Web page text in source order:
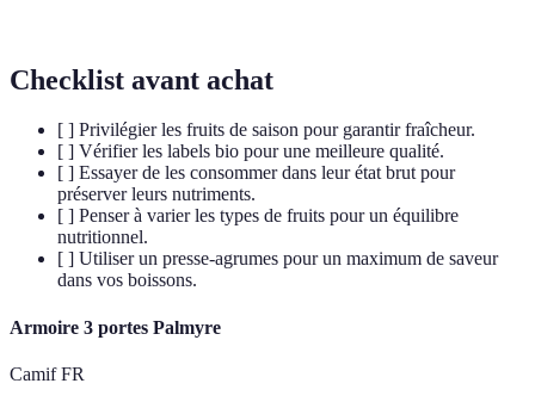
Checklist avant achat
[ ] Privilégier les fruits de saison pour garantir fraîcheur.
[ ] Vérifier les labels bio pour une meilleure qualité.
[ ] Essayer de les consommer dans leur état brut pour
préserver leurs nutriments.
[ ] Penser à varier les types de fruits pour un équilibre
nutritionnel.
[ ] Utiliser un presse-agrumes pour un maximum de saveur
dans vos boissons.
Armoire 3 portes Palmyre
Camif FR